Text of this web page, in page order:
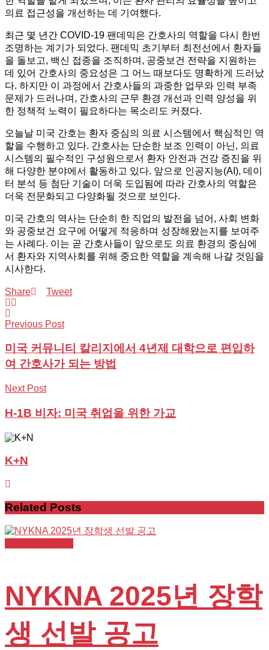
의료 접근성을 개선하는 데 기여했다.
최근 몇 년간 COVID-19 팬데믹은 간호사의 역할을 다시 한번
조명하는 계기가 되었다. 팬데믹 초기부터 최전선에서 환자들
을 돌보고, 백신 접종을 조직하며, 공중보건 전략을 지원하는
데 있어 간호사의 중요성은 그 어느 때보다도 명확하게 드러났
다. 하지만 이 과정에서 간호사들의 과중한 업무와 인력 부족
문제가 드러나며, 간호사의 근무 환경 개선과 인력 양성을 위
한 정책적 노력이 필요하다는 목소리도 커졌다.
오늘날 미국 간호는 환자 중심의 의료 시스템에서 핵심적인 역
할을 수행하고 있다. 간호사는 단순한 보조 인력이 아닌, 의료
시스템의 필수적인 구성원으로서 환자 안전과 건강 증진을 위
해 다양한 분야에서 활동하고 있다. 앞으로 인공지능(AI), 데이
터 분석 등 첨단 기술이 더욱 도입됨에 따라 간호사의 역할은
더욱 전문화되고 다양화될 것으로 보인다.
미국 간호의 역사는 단순히 한 직업의 발전을 넘어, 사회 변화
와 공중보건 요구에 어떻게 적응하며 성장해왔는지를 보여주
는 사례다. 이는 곧 간호사들이 앞으로도 의료 환경의 중심에
서 환자와 지역사회를 위해 중요한 역할을 계속해 나갈 것임을
시사한다.
Share Tweet
Previous Post
미국 커뮤니티 칼리지에서 4년제 대학으로 편입하
여 간호사가 되는 방법
Next Post
H-1B 비자: 미국 취업을 위한 가교
K+N
Related Posts
NYKNA 2025년 장학
생 선발 공고